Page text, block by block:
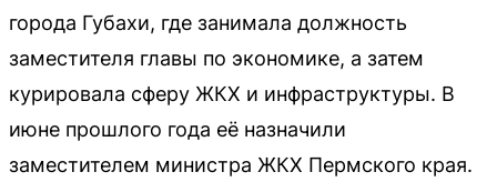
города Губахи, где занимала должность
заместителя главы по экономике, а затем
курировала сферу ЖКХ и инфраструктуры. В
июне прошлого года её назначили
заместителем министра ЖКХ Пермского края.